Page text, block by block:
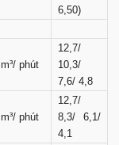
6,50)
m³/ phút
12,7/
10,3/
7,6/ 4,8
m³/ phút
12,7/
8,3/ 6,1/
4,1